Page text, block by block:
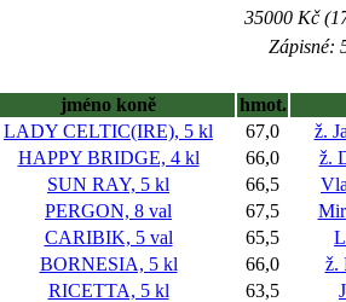
35000 Kč
Zápisné:
jméno koně
hmot.
LADY CELTIC(IRE), 5 kl 67,0
ž.
HAPPY BRIDGE, 4 kl 66,0
ž.
SUN RAY, 5 kl 66,5
PERGON, 8 val 67,5
CARIBIK, 5 val 65,5
BORNESIA, 5 kl 66,0
ž.
RICETTA, 5 kl 63,5